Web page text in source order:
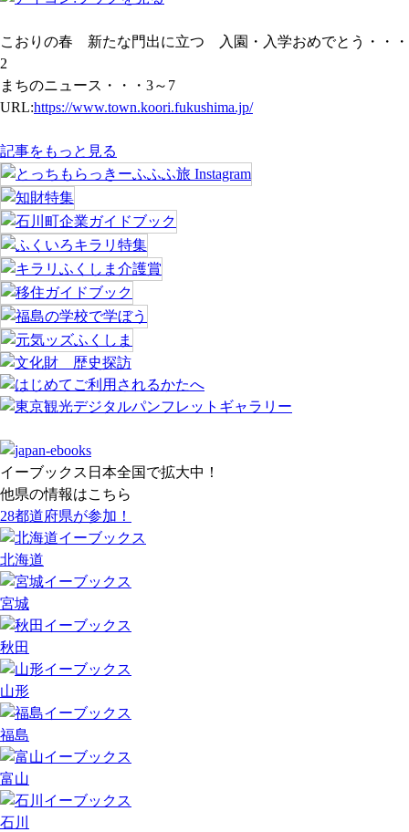
こおりの春 新たな門出に立つ 入園・入学おめでとう・・・
2
まちのニュース・・・3～7
URL:https://www.town.koori.fukushima.jp/
記事をもっと見る
イーブックス日本全国で拡大中！
他県の情報はこちら
28都道府県が参加！
北海道
宮城
秋田
山形
福島
富山
石川